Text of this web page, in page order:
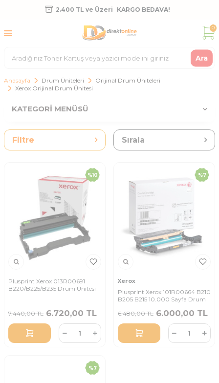
2.400 TL ve Üzeri KARGO BEDAVA!
Ara
0
Anasayfa Drum Üniteleri
Orijinal Drum Üniteleri
Xerox Orijinal Drum Ünitesi
KATEGORI MENÜSÜ
Filtre Sırala
%10
Plusprint Xerox 013R00691
B220/B225/B235 Drum Ünitesi
7.440,00TL 6.720,00 TL
%7
Xerox
Plusprint Xerox 101R00664 B210
B205 B215 10.000 Sayfa Drum
6.480,00TL 6.000,00 TL
%7